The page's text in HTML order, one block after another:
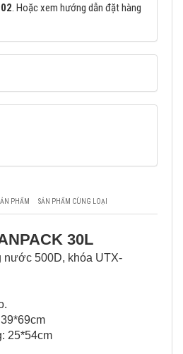
. Hoặc xem hướng dẫn đặt hàng
PHẨM SẢN PHẨM CÙNG LOẠI
30L
nước 500D, khóa UTX-
25*54cm